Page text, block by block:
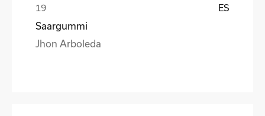
ES
Saargummi
Jhon Arboleda